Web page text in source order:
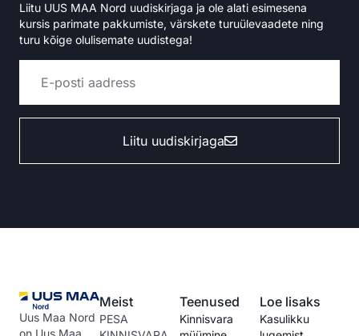
Liitu UUS MAA Nord uudiskirjaga ja ole alati esimesena
kursis parimate pakkumiste, värskete turuülevaadete ning
turu kõige olulisemate uudistega!
Liitu uudiskirjaga
Uus Maa Nord
on Uus Maa
Meist
PESA
Teenused
Kinnisvara
Loe lisaks
Kasulikku